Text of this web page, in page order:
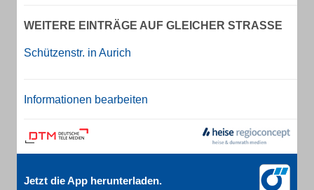
WEITERE EINTRÄGE AUF GLEICHER STRASSE
Schützenstr. in Aurich
Informationen bearbeiten
Jetzt die App herunterladen.